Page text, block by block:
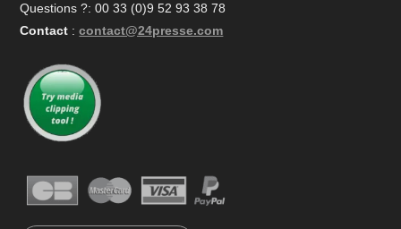
Questions ?: 00 33 (0)9 52 93 38 78
Contact : contact@24presse.com